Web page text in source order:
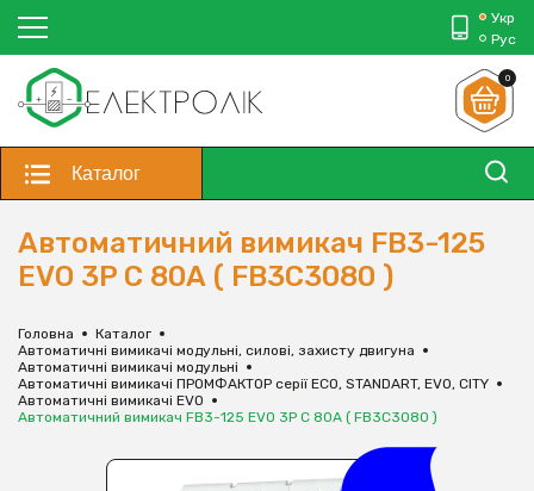
Укр
Рус
0
Каталог
Автоматичний вимикач FB3-125
EVO 3P C 80А ( FB3C3080 )
Головна
Каталог
Автоматичні вимикачі модульні, силові, захисту двигуна
Автоматичні вимикачі модульні
Автоматичні вимикачі ПРОМФАКТОР серії ECO, STANDART, EVO, CITY
Автоматичні вимикачі EVO
Автоматичний вимикач FB3-125 EVO 3P C 80А ( FB3C3080 )